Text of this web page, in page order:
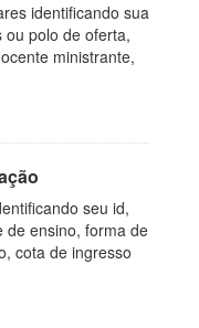
identificando sua
polo de oferta,
ministrante,
seu id,
de ensino, forma de
cota de ingresso